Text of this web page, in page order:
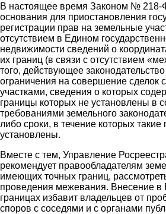
В настоящее время Законом № 218-
основания для приостановления
регистрации прав на земельные
отсутствием в Едином
недвижимости сведений о
их границ (в связи с отсутствием
того, действующее
ограничения на совершение сделок
участками, сведения о которых
границы которых не установлены в
требованиями земельного
либо сроки, в течение которых
установлены.
Вместе с тем, Управление
рекомендует правообладателям
имеющих точных границ,
проведения межевания. Внесение
границах избавит владельцев от
споров с соседями и с органами